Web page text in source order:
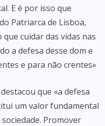
E é por isso que
Patriarca de Lisboa,
cuidar das vidas nas
a defesa desse dom e
e para não crentes»
que «a defesa
um valor fundamental
Promover